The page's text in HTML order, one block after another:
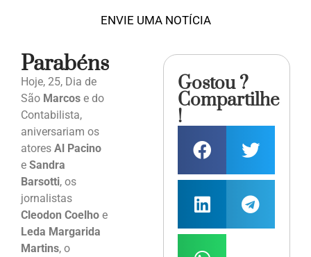
ENVIE UMA NOTÍCIA
Parabéns
Hoje, 25, Dia de
São Marcos e do
Contabilista,
aniversariam os
atores Al Pacino
e Sandra
Barsotti, os
jornalistas
Cleodon Coelho e
Leda Margarida
Martins, o
Gostou ?
Compartilhe
!